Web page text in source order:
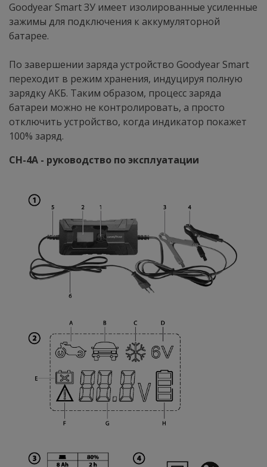
Goodyear Smart ЗУ имеет изолированные усиленные
зажимы для подключения к аккумуляторной
батарее.
По завершении заряда устройство Goodyear Smart
переходит в режим хранения, индуцируя полную
зарядку АКБ. Таким образом, процесс заряда
батареи можно не контролировать, а просто
отключить устройство, когда индикатор покажет
100% заряд.
CH-4A - руководство по эксплуатации